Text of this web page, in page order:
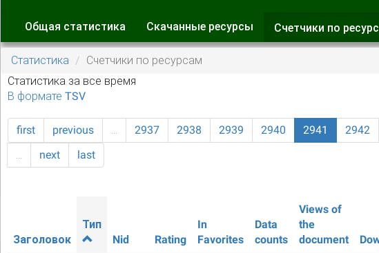
Главные вкладки
Общая статистика Скачанные ресурсы Счетчики по
Статистика
Счетчики по ресурсам
Статистика за все время
В формате TSV
first previous … 2937 2938 2939 2940 2941 2942
…
next last
Заголовок
Тип
Nid
Rating
In
Favorites
Data
counts
Views of
the
document